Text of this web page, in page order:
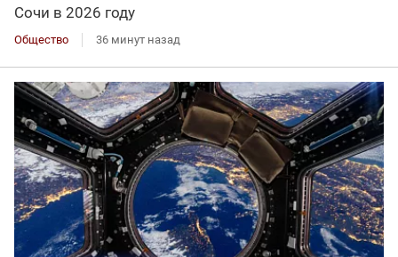
Сочи в 2026 году
Общество 36 минут назад